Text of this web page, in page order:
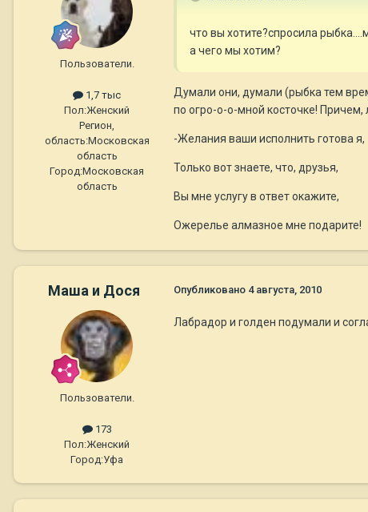
Пользователи.
1,7 тыс
Пол:Женский
Регион,
область:Московская
область
Город:Московская
область
что вы хотите?спросила
а чего мы хотим?
Думали они, думали (рыбка тем
по огро-о-о-мной косточке! Причем,
-Желания ваши исполнить готова я,
Только вот знаете, что, друзья,
Вы мне услугу в ответ окажите,
Ожерелье алмазное мне подарите!
Маша и Дося
Пользователи.
173
Пол:Женский
Город:Уфа
Опубликовано 4 августа, 2010
Лабрадор и голден подумали и